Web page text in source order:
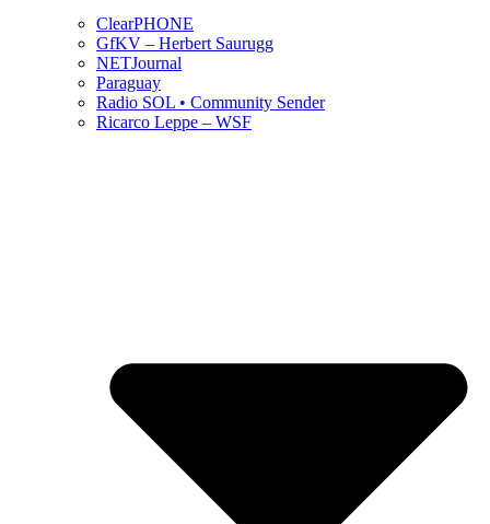
ClearPHONE
GfKV – Herbert Saurugg
NETJournal
Paraguay
Radio SOL • Community Sender
Ricarco Leppe – WSF